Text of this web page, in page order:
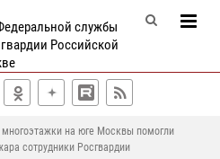
службы
Российской
на юге Москвы помогли
сотрудники Росгвардии